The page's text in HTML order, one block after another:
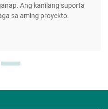
Ang kanilang suporta
sa aming proyekto.